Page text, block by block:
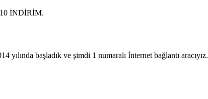
İNDİRİM.
başladık ve şimdi 1 numaralı İnternet bağlantı aracıyız.